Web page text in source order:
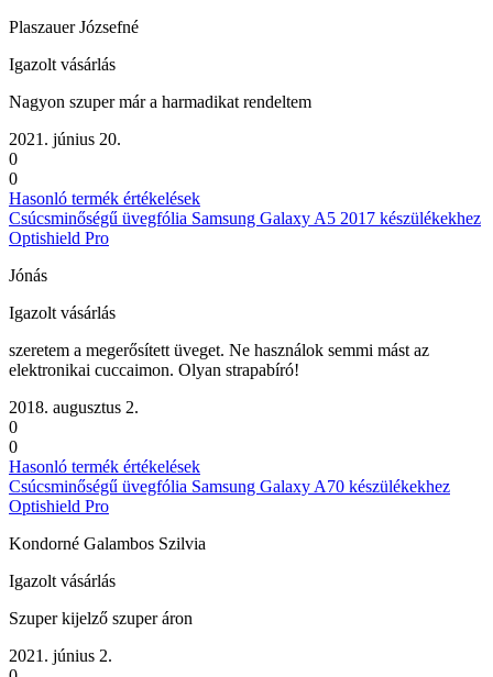
Plaszauer Józsefné
Igazolt vásárlás
Nagyon szuper már a harmadikat rendeltem
2021. június 20.
0
0
Hasonló termék értékelések
Csúcsminőségű üvegfólia Samsung Galaxy A5 2017 készülékekhez
Optishield Pro
Jónás
Igazolt vásárlás
szeretem a megerősített üveget. Ne használok semmi mást az
elektronikai cuccaimon. Olyan strapabíró!
2018. augusztus 2.
0
0
Hasonló termék értékelések
Csúcsminőségű üvegfólia Samsung Galaxy A70 készülékekhez
Optishield Pro
Kondorné Galambos Szilvia
Igazolt vásárlás
Szuper kijelző szuper áron
2021. június 2.